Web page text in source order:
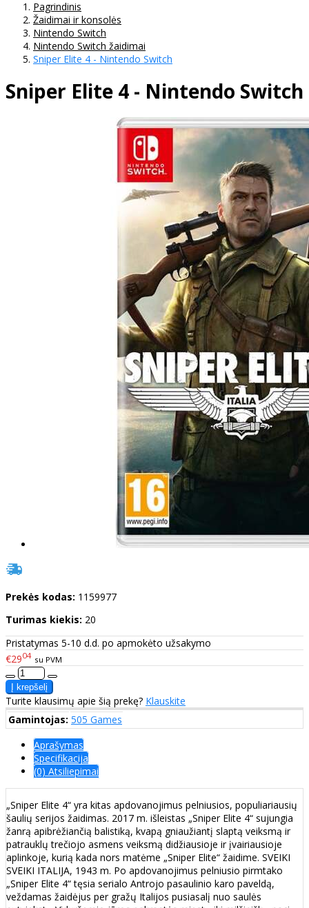
Pagrindinis
Žaidimai ir konsolės
Nintendo Switch
Nintendo Switch žaidimai
Sniper Elite 4 - Nintendo Switch
Sniper Elite 4 - Nintendo Switch
Prekės kodas: 1159977
Turimas kiekis: 20
Pristatymas 5-10 d.d. po apmokėto užsakymo
€2904 su PVM
Turite klausimų apie šią prekę? Klauskite
Gamintojas: 505 Games
Aprašymas
Specifikacija
(0) Atsiliepimai
„Sniper Elite 4“ yra kitas apdovanojimus pelniusios, populiariausių
šaulių serijos žaidimas. 2017 m. išleistas „Sniper Elite 4“ sujungia
žanrą apibrėžiančią balistiką, kvapą gniaužiantį slaptą veiksmą ir
patrauklų trečiojo asmens veiksmą didžiausioje ir įvairiausioje
aplinkoje, kurią kada nors matėme „Sniper Elite“ žaidime. SVEIKI
SVEIKI ITALIJA, 1943 m. Po apdovanojimus pelniusio pirmtako
„Sniper Elite 4“ tęsia serialo Antrojo pasaulinio karo paveldą,
veždamas žaidėjus per gražų Italijos pusiasalį nuo saulės